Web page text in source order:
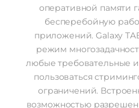
оперативной памяти
бесперебойную
приложений. Galaxy
режим
любые требовательные
пользоваться
ограничений.
возможностью